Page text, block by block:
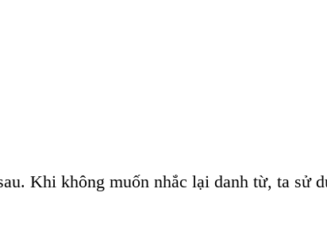
Khi không muốn nhắc lại danh từ, ta sử